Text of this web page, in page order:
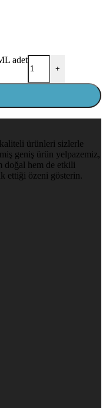
adet
+
ürünleri sizlerle
geniş ürün yelpazemiz,
doğal hem de etkili
ettiği özeni gösterin.